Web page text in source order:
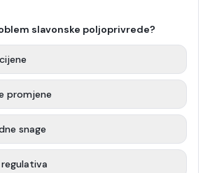
slavonske poljoprivrede?
promjene
snage
regulativa